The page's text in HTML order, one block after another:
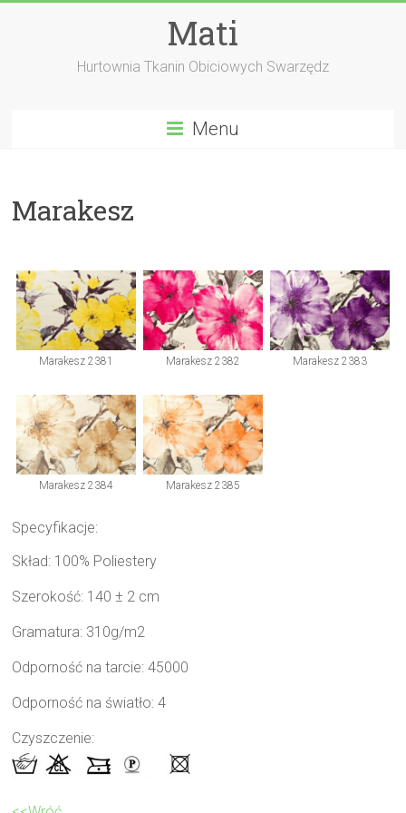
Mati
Hurtownia Tkanin Obiciowych Swarzędz
Menu
Marakesz
Marakesz 2381 Marakesz 2382 Marakesz 2383
Marakesz 2384 Marakesz 2385
Specyfikacje:
Skład: 100% Poliestery
Szerokość: 140 ± 2 cm
Gramatura: 310g/m2
Odporność na tarcie: 45000
Odporność na światło: 4
Czyszczenie: